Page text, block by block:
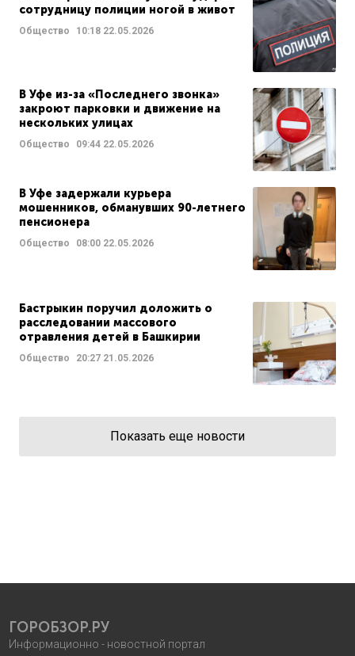
сотрудницу полиции ногой в живот
Общество 10:18 22.05.2026
В Уфе из-за «Последнего звонка»
закроют парковки и движение на
нескольких улицах
Общество 09:44 22.05.2026
В Уфе задержали курьера
мошенников, обманувших 90-летнего
пенсионера
Общество 08:00 22.05.2026
Бастрыкин поручил доложить о
расследовании массового
отравления детей в Башкирии
Общество 20:27 21.05.2026
Показать еще новости
ГОРОБЗОР.РУ
Информационно - новостной портал